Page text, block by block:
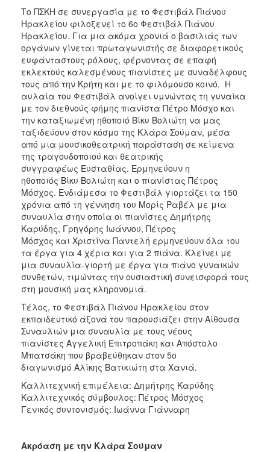
ΠΟΛΙΤΙΣΜΟΣ
ΑΝΘΕΚΤΙΚΗ
ΠΟΛΗ
Το ΠΣΚΗ σε συνεργασία με το Φεστιβάλ Πιάνου
Ηρακλείου φιλοξενεί το 6ο Φεστιβάλ Πιάνου
Ηρακλείου. Για μια ακόμα χρονιά ο βασιλιάς των
οργάνων γίνεται πρωταγωνιστής σε διαφορετικούς
ευφάνταστους ρόλους, φέρνοντας σε επαφή
εκλεκτούς καλεσμένους πιανίστες με συναδέλφους
τους από την Κρήτη και με το φιλόμουσο κοινό. Η
αυλαία του Φεστιβάλ ανοίγει υμνώντας τη γυναίκα
με τον διεθνούς φήμης πιανίστα Πέτρο Μόσχο και
την καταξιωμένη ηθοποιό Βίκυ Βολιώτη να μας
ταξιδεύουν στον κόσμο της Κλάρα Σούμαν, μέσα
από μια μουσικοθεατρική παράσταση σε κείμενα
της τραγουδοποιού και θεατρικής
συγγραφέως Ευσταθίας. Ερμηνεύουν η
ηθοποιός Βίκυ Βολιώτη και ο πιανίστας Πέτρος
Μόσχος. Ενδιάμεσα το Φεστιβάλ γιορτάζει τα 150
χρόνια από τη γέννηση του Μορίς Ραβέλ με μια
συναυλία στην οποία οι πιανίστες Δημήτρης
Καρύδης, Γρηγόρης Ιωάννου, Πέτρος
Μόσχος και Χριστίνα Παντελή ερμηνεύουν όλα του
τα έργα για 4 χέρια και για 2 πιάνα. Κλείνει με
μια συναυλία-γιορτή με έργα για πιάνο γυναικών
συνθετών, τιμώντας την ουσιαστική συνεισφορά τους
στη μουσική μας κληρονομιά.
Τέλος, το Φεστιβάλ Πιάνου Ηρακλείου στον
εκπαιδευτικό άξονά του παρουσιάζει στην Αίθουσα
Συναυλιών μια συναυλία με τους νέους
πιανίστες Αγγελική Επιτροπάκη και Απόστολο
Μπατσάκη που βραβεύθηκαν στον 5ο
διαγωνισμό Αλίκης Βατικιώτη στα Χανιά.
Καλλιτεχνική επιμέλεια: Δημήτρης Καρύδης
Καλλιτεχνικός σύμβουλος: Πέτρος Μόσχος
Γενικός συντονισμός: Ιωάννα Γιάνναρη
Ακρόαση με την Κλάρα Σούμαν